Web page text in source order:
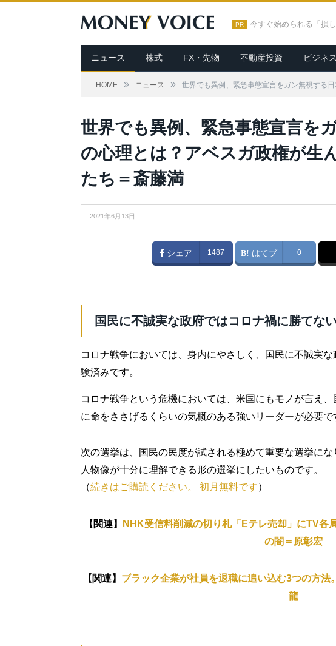
PR 今すぐ始められる「損
ニュース 株式 FX・先物 不動産投資 ビジネ
HOME » ニュース » 世界でも異例、緊急事態宣言をガン無視する
世界でも異例、緊急事態宣言を
の心理とは？アベスガ政権が生
たち＝斎藤満
2021年6月13日
シェア 1487 はてブ 0
国民に不誠実な政府ではコロナ禍に勝てな
コロナ戦争においては、身内にやさしく、国民に不誠実
験済みです。
コロナ戦争という危機においては、米国にもモノが言え
に命をささげるくらいの気概のある強いリーダーが必要で
次の選挙は、国民の民度が試される極めて重要な選挙に
人物像が十分に理解できる形の選挙にしたいものです。
（続きはご購読ください。 初月無料です）
【関連】
NHK受信料削減の切り札「Eテレ売却」にTV各
の闇＝原彰宏
【関連】 ブラック企業が社員を退職に追い込む3つの方法
龍